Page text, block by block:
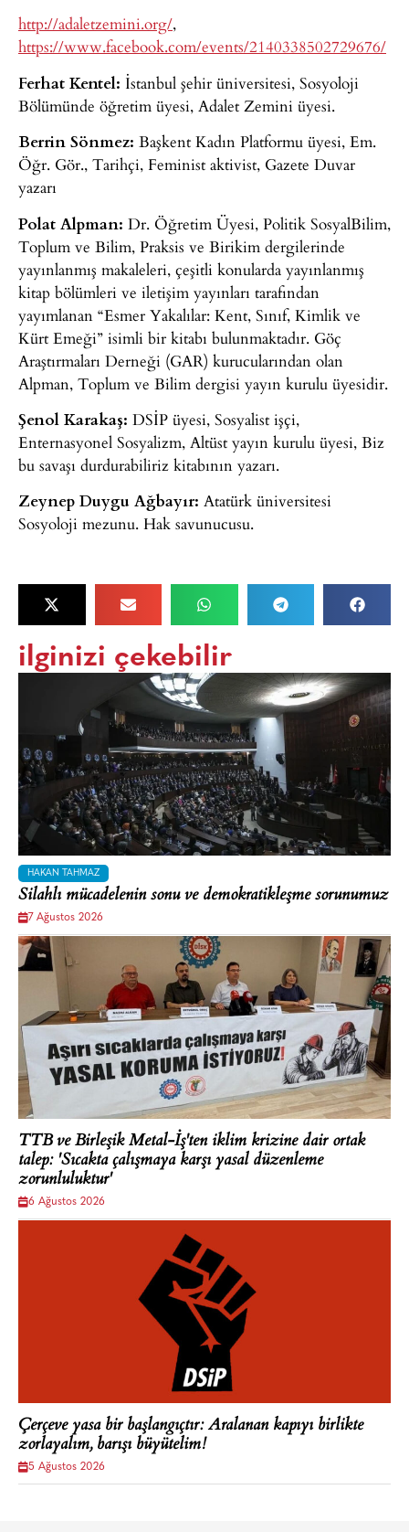
http://adaletzemini.org/,
https://www.facebook.com/events/2140338502729676/
Ferhat Kentel: İstanbul şehir üniversitesi, Sosyoloji
Bölümünde öğretim üyesi, Adalet Zemini üyesi.
Berrin Sönmez: Başkent Kadın Platformu üyesi, Em.
Öğr. Gör., Tarihçi, Feminist aktivist, Gazete Duvar
yazarı
Polat Alpman: Dr. Öğretim Üyesi, Politik SosyalBilim,
Toplum ve Bilim, Praksis ve Birikim dergilerinde
yayınlanmış makaleleri, çeşitli konularda yayınlanmış
kitap bölümleri ve iletişim yayınları tarafından
yayımlanan “Esmer Yakalılar: Kent, Sınıf, Kimlik ve
Kürt Emeği” isimli bir kitabı bulunmaktadır. Göç
Araştırmaları Derneği (GAR) kurucularından olan
Alpman, Toplum ve Bilim dergisi yayın kurulu üyesidir.
Şenol Karakaş: DSİP üyesi, Sosyalist işçi,
Enternasyonel Sosyalizm, Altüst yayın kurulu üyesi, Biz
bu savaşı durdurabiliriz kitabının yazarı.
Zeynep Duygu Ağbayır: Atatürk üniversitesi
Sosyoloji mezunu. Hak savunucusu.
ilginizi çekebilir
HAKAN TAHMAZ
Silahlı mücadelenin sonu ve demokratikleşme sorunumuz
7 Ağustos 2026
TTB ve Birleşik Metal-İş'ten iklim krizine dair ortak
talep: 'Sıcakta çalışmaya karşı yasal düzenleme
zorunluluktur'
6 Ağustos 2026
Çerçeve yasa bir başlangıçtır: Aralanan kapıyı birlikte
zorlayalım, barışı büyütelim!
5 Ağustos 2026